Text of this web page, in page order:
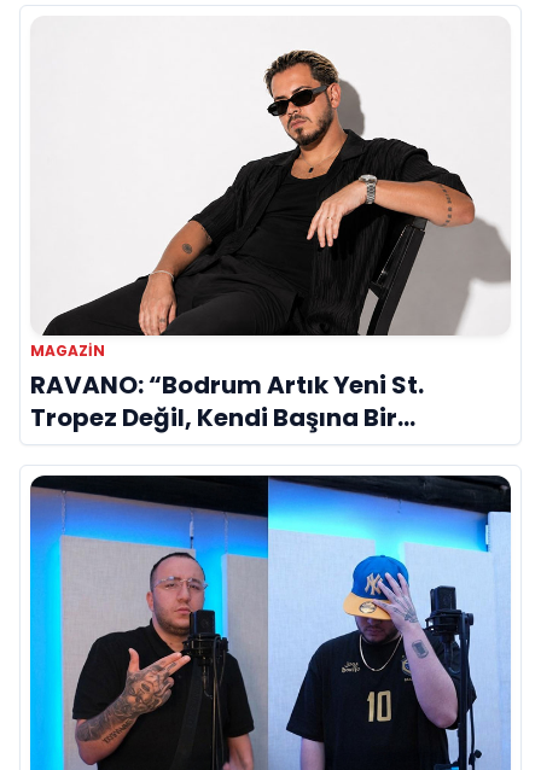
MAGAZIN
RAVANO: “Bodrum Artık Yeni St.
Tropez Değil, Kendi Başına Bir
Referans”